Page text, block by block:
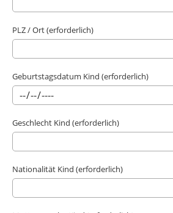
PLZ / Ort (erforderlich)
Geburtstagsdatum Kind (erforderlich)
Geschlecht Kind (erforderlich)
Nationalität Kind (erforderlich)